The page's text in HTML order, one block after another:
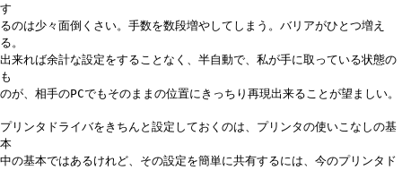
す
るのは少々面倒くさい。手数を数段増やしてしまう。バリアがひとつ増え
る。
出来れば余計な設定をすることなく、半自動で、私が手に取っている状態の
も
のが、相手のPCでもそのままの位置にきっちり再現出来ることが望ましい。
プリンタドライバをきちんと設定しておくのは、プリンタの使いこなしの基
本
中の基本ではあるけれど、その設定を簡単に共有するには、今のプリンタド